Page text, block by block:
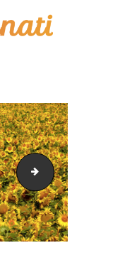
banner-home